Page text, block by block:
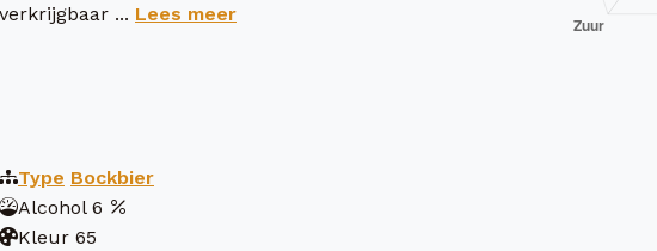
verkrijgbaar ... Lees meer
Type Bockbier
Alcohol 6
Kleur 65